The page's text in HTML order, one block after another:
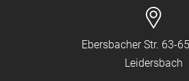
Ebersbacher Str. 63-
Leidersbach